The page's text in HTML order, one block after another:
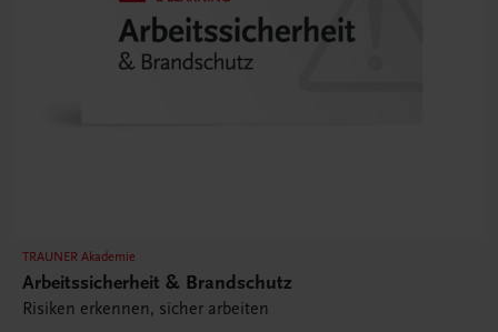
TRAUNER Akademie
Arbeitssicherheit & Brandschutz
Risiken erkennen, sicher arbeiten